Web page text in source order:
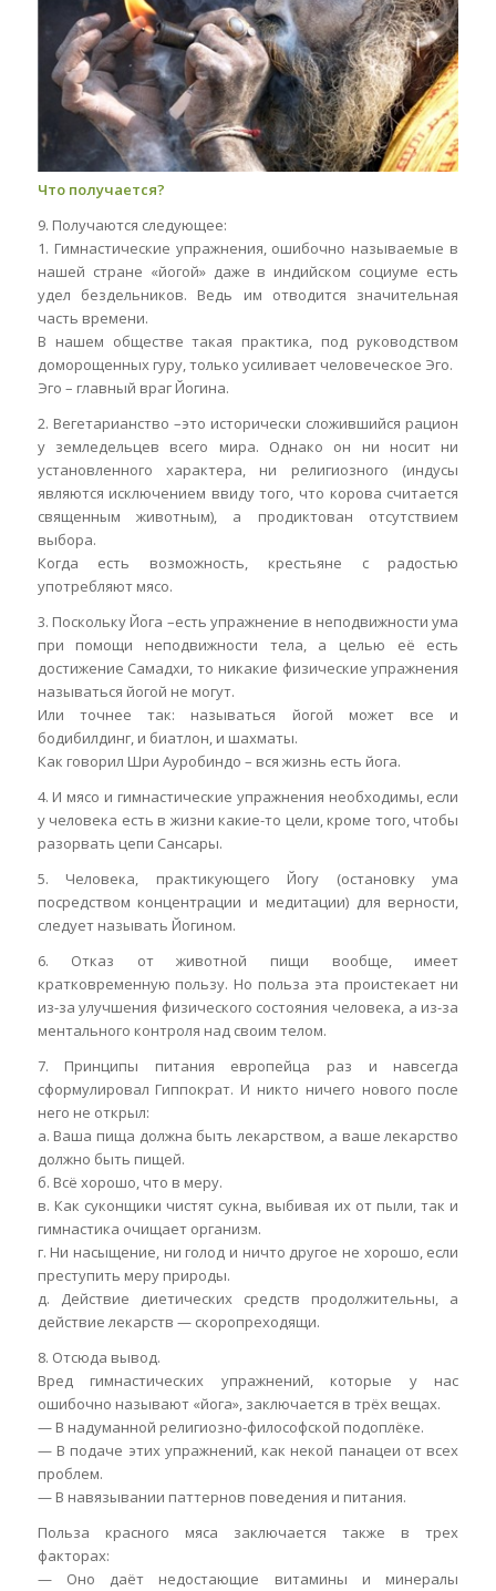
Что получается?
9. Получаются следующее:
1. Гимнастические упражнения, ошибочно называемые в
нашей стране «йогой» даже в индийском социуме есть
удел бездельников. Ведь им отводится значительная
часть времени.
В нашем обществе такая практика, под руководством
доморощенных гуру, только усиливает человеческое Эго.
Эго – главный враг Йогина.
2. Вегетарианство –это исторически сложившийся рацион
у земледельцев всего мира. Однако он ни носит ни
установленного характера, ни религиозного (индусы
являются исключением ввиду того, что корова считается
священным животным), а продиктован отсутствием
выбора.
Когда есть возможность, крестьяне с радостью
употребляют мясо.
3. Поскольку Йога –есть упражнение в неподвижности ума
при помощи неподвижности тела, а целью её есть
достижение Самадхи, то никакие физические упражнения
называться йогой не могут.
Или точнее так: называться йогой может все и
бодибилдинг, и биатлон, и шахматы.
Как говорил Шри Ауробиндо – вся жизнь есть йога.
4. И мясо и гимнастические упражнения необходимы, если
у человека есть в жизни какие-то цели, кроме того, чтобы
разорвать цепи Сансары.
5. Человека, практикующего Йогу (остановку ума
посредством концентрации и медитации) для верности,
следует называть Йогином.
6. Отказ от животной пищи вообще, имеет
кратковременную пользу. Но польза эта проистекает ни
из-за улучшения физического состояния человека, а из-за
ментального контроля над своим телом.
7. Принципы питания европейца раз и навсегда
сформулировал Гиппократ. И никто ничего нового после
него не открыл:
а. Ваша пища должна быть лекарством, а ваше лекарство
должно быть пищей.
б. Всё хорошо, что в меру.
в. Как суконщики чистят сукна, выбивая их от пыли, так и
гимнастика очищает организм.
г. Ни насыщение, ни голод и ничто другое не хорошо, если
преступить меру природы.
д. Действие диетических средств продолжительны, а
действие лекарств — скоропреходящи.
8. Отсюда вывод.
Вред гимнастических упражнений, которые у нас
ошибочно называют «йога», заключается в трёх вещах.
— В надуманной религиозно-философской подоплёке.
— В подаче этих упражнений, как некой панацеи от всех
проблем.
— В навязывании паттернов поведения и питания.
Польза красного мяса заключается также в трех
факторах:
— Оно даёт недостающие витамины и минералы